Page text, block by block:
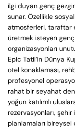
ilgi duyan genç
sunar. Özellikle
atmosferleri, taraftar
üretmek isteyen
organizasyonları
Epic Tatil’in Dünya
otel konaklaması,
profesyonel
rahat bir seyahat
yoğun katılımlı
rezervasyonları,
planlamaları bireysel